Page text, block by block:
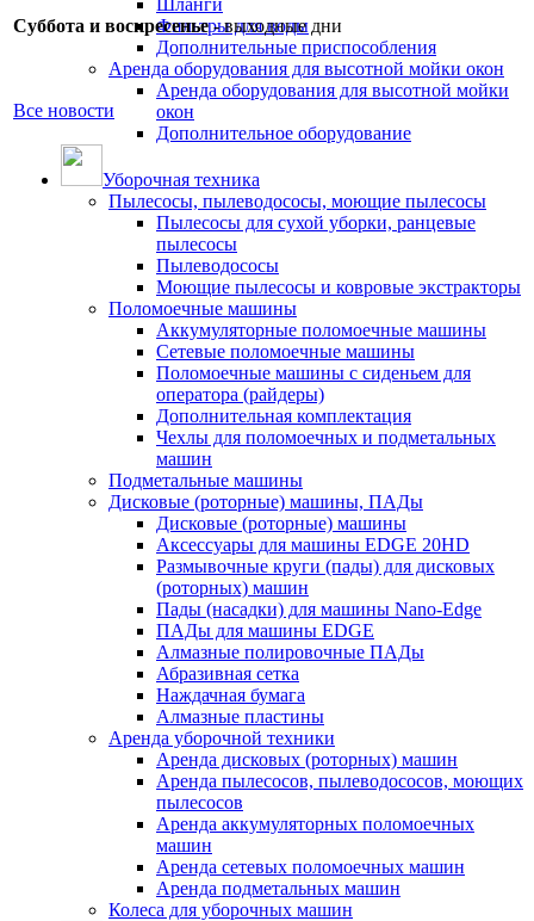
Шланги
Фильтры для воды
Дополнительные приспособления
Аренда оборудования для высотной мойки окон
Аренда оборудования для высотной мойки
окон
Дополнительное оборудование
Уборочная техника
Пылесосы, пылеводососы, моющие пылесосы
Пылесосы для сухой уборки, ранцевые
пылесосы
Пылеводососы
Моющие пылесосы и ковровые экстракторы
Поломоечные машины
Аккумуляторные поломоечные машины
Сетевые поломоечные машины
Поломоечные машины с сиденьем для
оператора (райдеры)
Дополнительная комплектация
Чехлы для поломоечных и подметальных
машин
Подметальные машины
Дисковые (роторные) машины, ПАДы
Дисковые (роторные) машины
Аксессуары для машины EDGE 20HD
Размывочные круги (пады) для дисковых
(роторных) машин
Пады (насадки) для машины Nano-Edge
ПАДы для машины EDGE
Алмазные полировочные ПАДы
Абразивная сетка
Наждачная бумага
Алмазные пластины
Аренда уборочной техники
Аренда дисковых (роторных) машин
Аренда пылесосов, пылеводососов, моющих
пылесосов
Аренда аккумуляторных поломоечных
машин
Аренда сетевых поломоечных машин
Аренда подметальных машин
Колеса для уборочных машин
Суббота и воскресенье- выходные дни
Все новости